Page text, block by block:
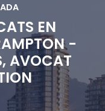
EN
-
AVOCAT